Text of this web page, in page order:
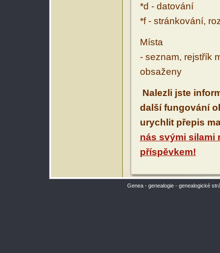
*d - datování
*f - stránkování,
Místa
- seznam, rejstřík
obsaženy
Nalezli jste
další fungování
urychlit přepis
nás svými silami
příspěvkem!
Genea - genealogie - genealogické